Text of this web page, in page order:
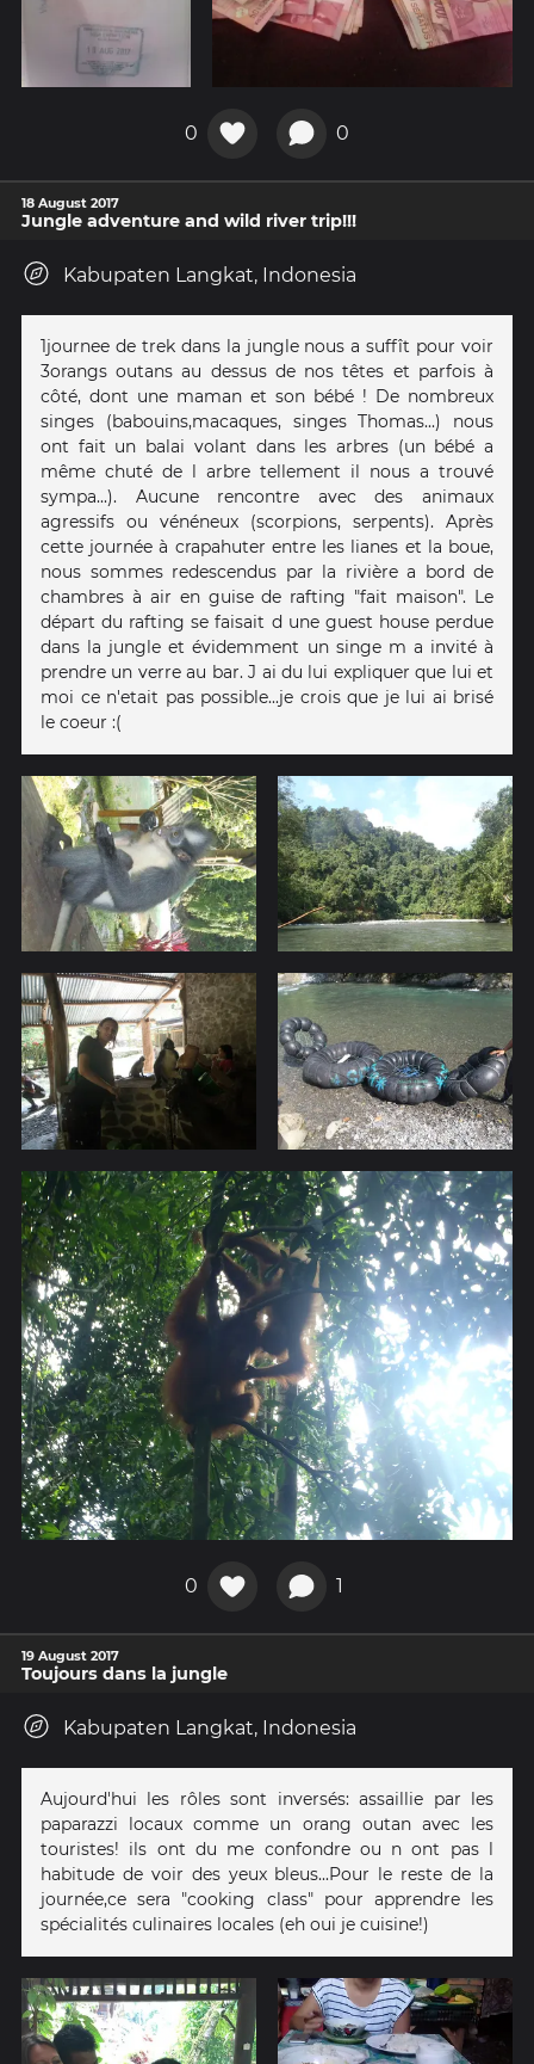
0 0
18 August 2017
Jungle adventure and wild river trip!!!
Kabupaten Langkat, Indonesia
1journee de trek dans la jungle nous a suffît pour voir
3orangs outans au dessus de nos têtes et parfois à
côté, dont une maman et son bébé ! De nombreux
singes (babouins,macaques, singes Thomas...) nous
ont fait un balai volant dans les arbres (un bébé a
même chuté de l arbre tellement il nous a trouvé
sympa...). Aucune rencontre avec des animaux
agressifs ou vénéneux (scorpions, serpents). Après
cette journée à crapahuter entre les lianes et la boue,
nous sommes redescendus par la rivière a bord de
chambres à air en guise de rafting "fait maison". Le
départ du rafting se faisait d une guest house perdue
dans la jungle et évidemment un singe m a invité à
prendre un verre au bar. J ai du lui expliquer que lui et
moi ce n'etait pas possible...je crois que je lui ai brisé
le coeur :(
0 1
19 August 2017
Toujours dans la jungle
Kabupaten Langkat, Indonesia
Aujourd'hui les rôles sont inversés: assaillie par les
paparazzi locaux comme un orang outan avec les
touristes! ils ont du me confondre ou n ont pas l
habitude de voir des yeux bleus...Pour le reste de la
journée,ce sera "cooking class" pour apprendre les
spécialités culinaires locales (eh oui je cuisine!)